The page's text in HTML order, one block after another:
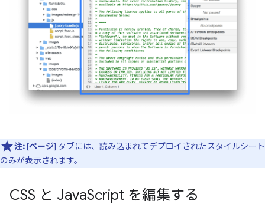
注:[ページ] タブには、読み込まれてデプロイされたスタイルシート
のみが表示されます。
CSS と JavaScript を編集する